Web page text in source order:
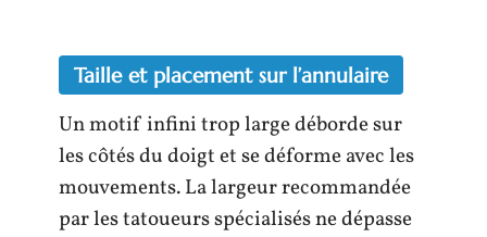
Taille et placement sur l’annulaire
Un motif infini trop large déborde sur
les côtés du doigt et se déforme avec les
mouvements. La largeur recommandée
par les tatoueurs spécialisés ne dépasse